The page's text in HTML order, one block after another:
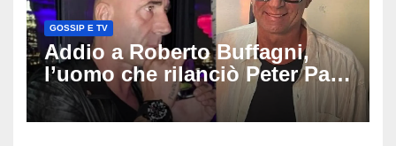
GOSSIP E TV
Addio a Roberto Buffagni,
l’uomo che rilanciò Peter Pan
e Villa delle Rose: aveva 59
anni